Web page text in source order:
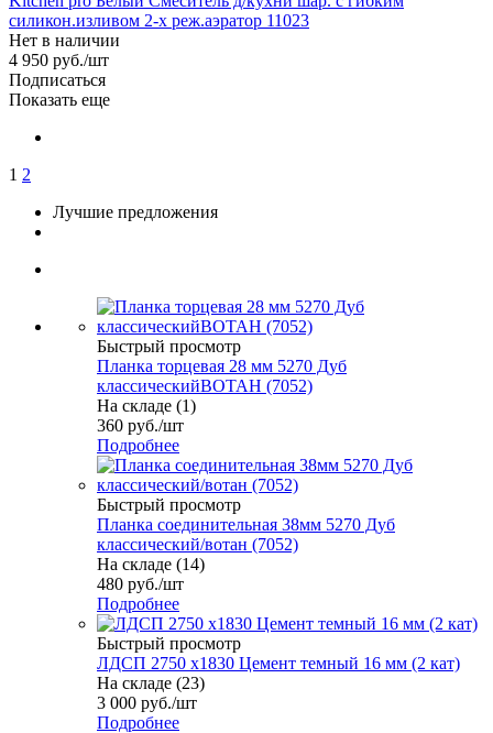
силикон.изливом 2-х реж.аэратор 11023
Нет в наличии
4 950 руб./шт
Подписаться
Показать еще
1 2
Лучшие предложения
Быстрый просмотр
Планка торцевая 28 мм 5270 Дуб
классическийВОТАН (7052)
На складе (1)
360 руб./шт
Подробнее
Быстрый просмотр
Планка соединительная 38мм 5270 Дуб
классический/вотан (7052)
На складе (14)
480 руб./шт
Подробнее
Быстрый просмотр
ЛДСП 2750 х1830 Цемент темный 16 мм (2 кат)
На складе (23)
3 000 руб./шт
Подробнее